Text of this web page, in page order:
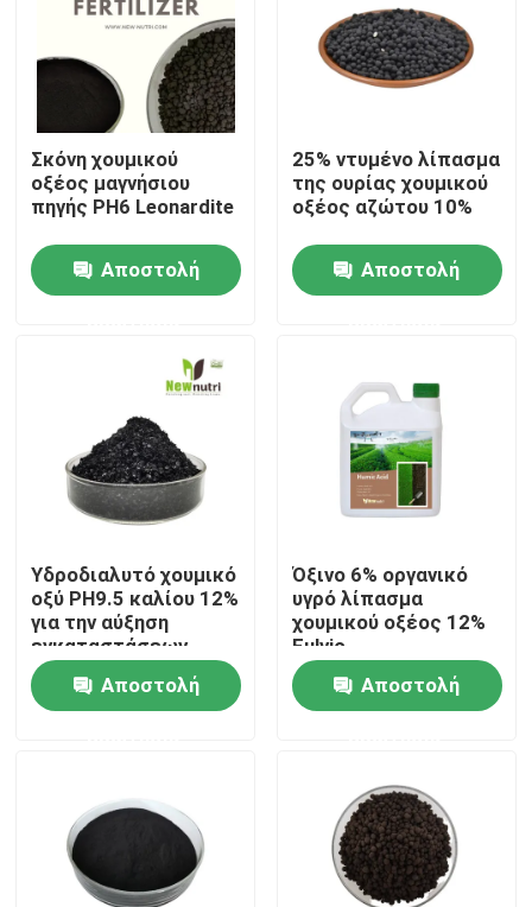
Σπίτι
Προϊόντα
Γύρος εργοστασίων
Ποιοτικός έλεγχος
Μας ελάτε σε επαφή με
Ζητήστε ένα απόσπασμα
Οργανικό λίπασμα αμινοξέος
Οργανικό λίπασμα αζώτου
Σκόνη χουμικού
οξέος μαγνήσιου
πηγής PH6 Leonardite
Αποστολή
25% ντυμένο λίπασμα
της ουρίας χουμικού
οξέος αζώτου 10%
Αποστολή
Υδροδιαλυτό χουμικό
οξύ PH9.5 καλίου 12%
για την αύξηση
εγκαταστάσεων
Αποστολή
Όξινο 6% οργανικό
υγρό λίπασμα
χουμικού οξέος 12%
Fulvic
Αποστολή